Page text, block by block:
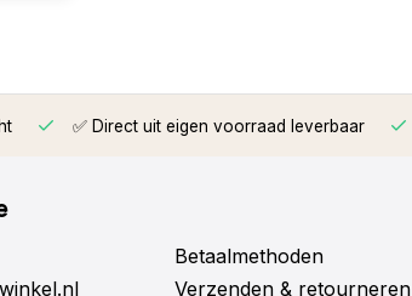
✅ Direct uit eigen voorraad leverbaar
Betaalmethoden
Verzenden & retourneren